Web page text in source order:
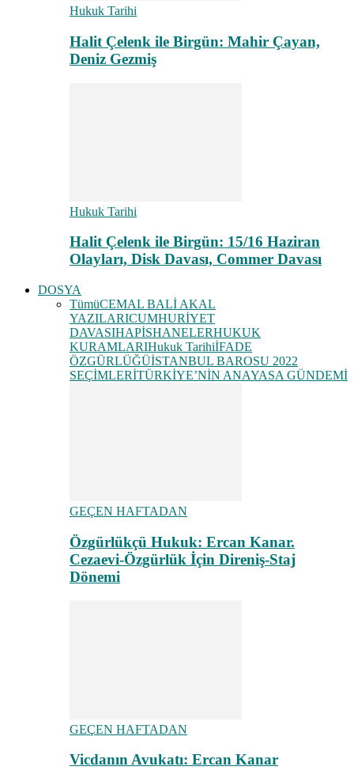
Hukuk Tarihi
Halit Çelenk ile Birgün: Mahir Çayan,
Deniz Gezmiş
Hukuk Tarihi
Halit Çelenk ile Birgün: 15/16 Haziran
Olayları, Disk Davası, Commer Davası
DOSYA
TümüCEMAL BALİ AKAL
YAZILARICUMHURİYET
DAVASIHAPİSHANELERHUKUK
KURAMLARIHukuk TarihiİFADE
ÖZGÜRLÜĞÜİSTANBUL BAROSU 2022
SEÇİMLERİTÜRKİYE’NİN ANAYASA GÜNDEMİ
GEÇEN HAFTADAN
Özgürlükçü Hukuk: Ercan Kanar.
Cezaevi-Özgürlük İçin Direniş-Staj
Dönemi
GEÇEN HAFTADAN
Vicdanın Avukatı: Ercan Kanar